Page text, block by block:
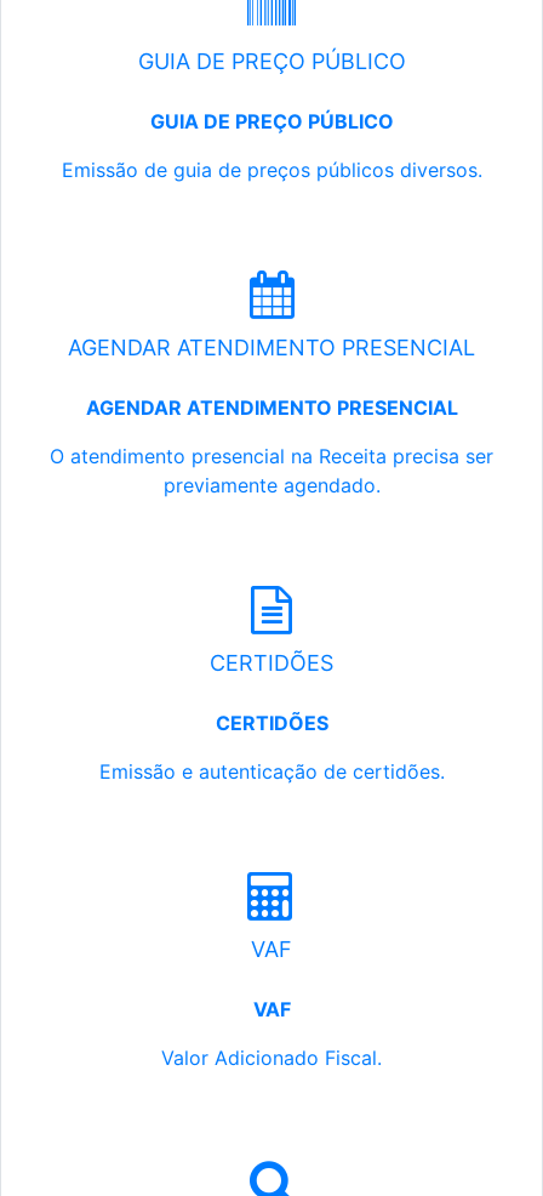
GUIA DE PREÇO PÚBLICO
GUIA DE PREÇO PÚBLICO
Emissão de guia de preços públicos diversos.
AGENDAR ATENDIMENTO PRESENCIAL
AGENDAR ATENDIMENTO PRESENCIAL
O atendimento presencial na Receita precisa ser
previamente agendado.
CERTIDÕES
CERTIDÕES
Emissão e autenticação de certidões.
VAF
VAF
Valor Adicionado Fiscal.